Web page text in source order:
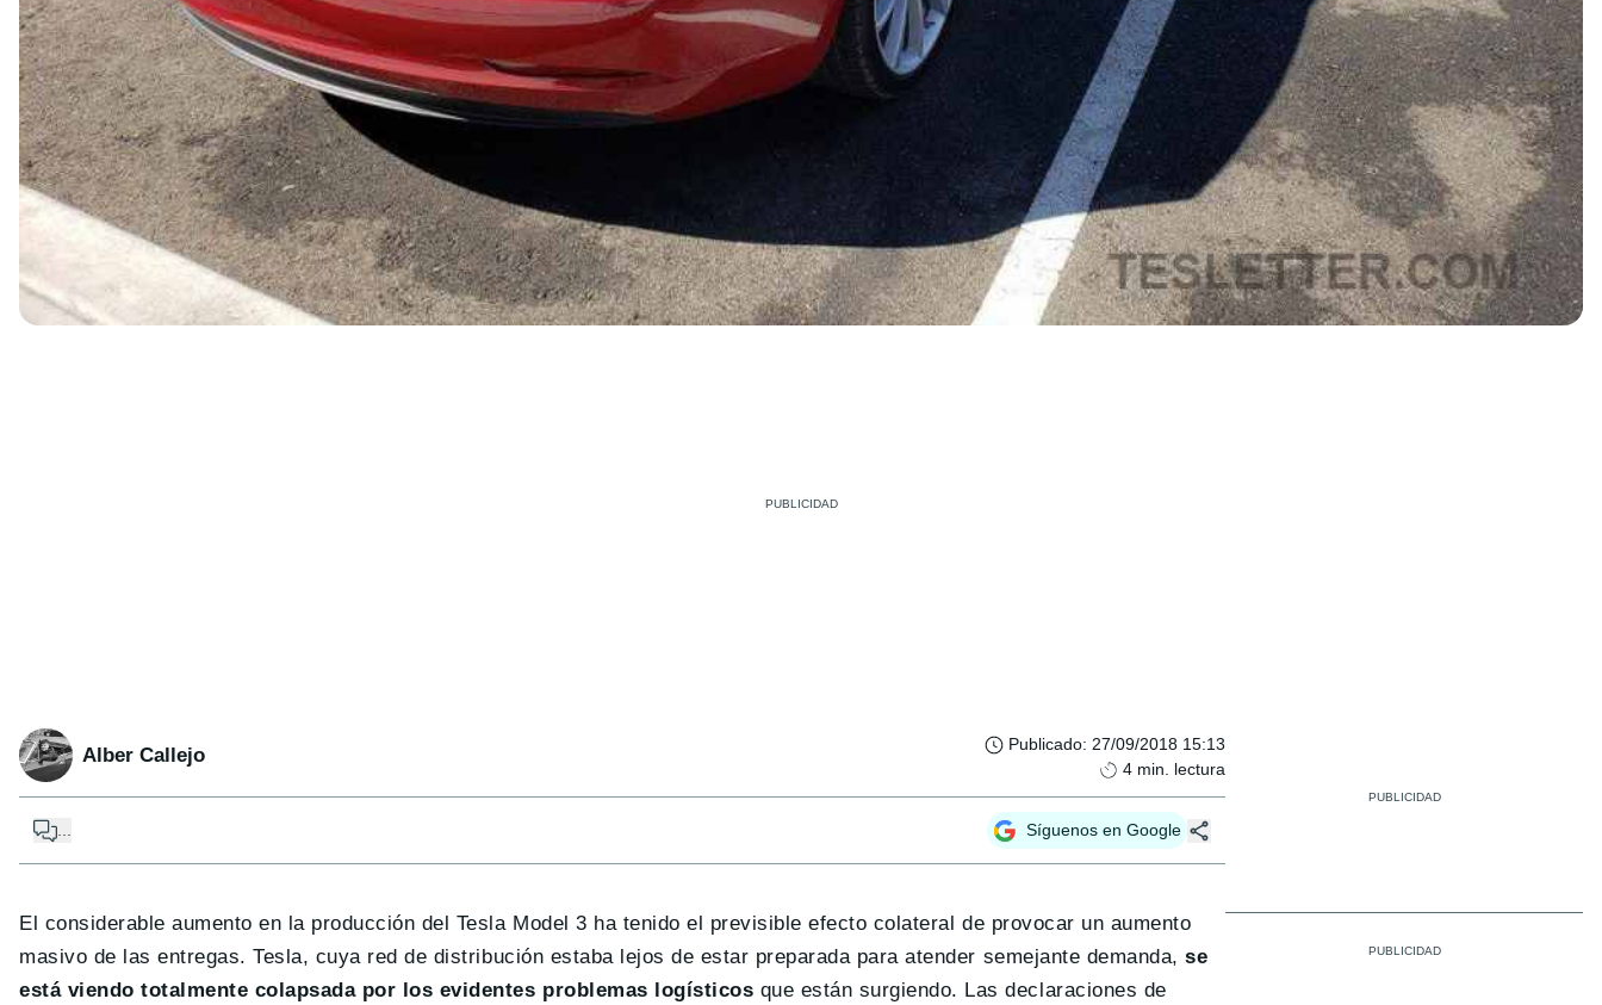
Alber Callejo Publicado: 27/09/2018 15:13
4 min. lectura
Síguenos en Google
El considerable aumento en la producción del Tesla Model 3 ha tenido el previsible efecto colateral de provocar un aumento
masivo de las entregas. Tesla, cuya red de distribución estaba lejos de estar preparada para atender semejante demanda,se
está viendo totalmente colapsada por los evidentes problemas logísticos que están surgiendo. Las declaraciones de